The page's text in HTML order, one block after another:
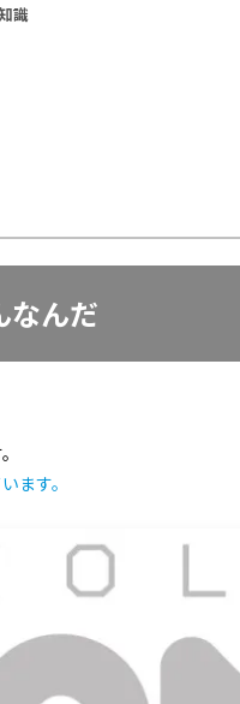
識
なんだ
ます。